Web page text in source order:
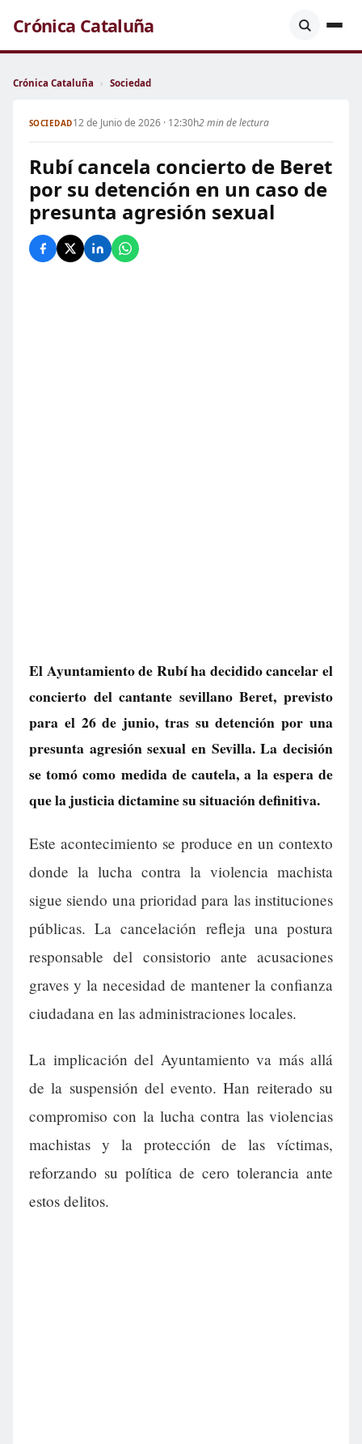
Crónica Cataluña
Crónica Cataluña › Sociedad
SOCIEDAD12 de Junio de 2026 · 12:30h2 min de lectura
Rubí cancela concierto de Beret
por su detención en un caso de
presunta agresión sexual
El Ayuntamiento de Rubí ha decidido cancelar el
concierto del cantante sevillano Beret, previsto
para el 26 de junio, tras su detención por una
presunta agresión sexual en Sevilla. La decisión
se tomó como medida de cautela, a la espera de
que la justicia dictamine su situación definitiva.
Este acontecimiento se produce en un contexto
donde la lucha contra la violencia machista
sigue siendo una prioridad para las instituciones
públicas. La cancelación refleja una postura
responsable del consistorio ante acusaciones
graves y la necesidad de mantener la confianza
ciudadana en las administraciones locales.
La implicación del Ayuntamiento va más allá
de la suspensión del evento. Han reiterado su
compromiso con la lucha contra las violencias
machistas y la protección de las víctimas,
reforzando su política de cero tolerancia ante
estos delitos.